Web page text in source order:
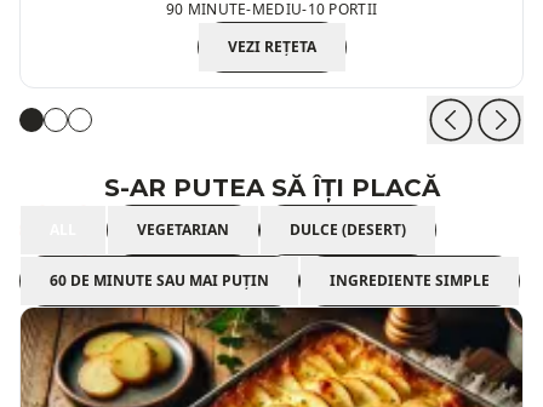
90 MINUTE-MEDIU-10 PORTII
VEZI REȚETA
S-AR PUTEA SĂ ÎȚI PLACĂ
VEGETARIAN DULCE (DESERT)
60 DE MINUTE SAU MAI PUȚIN INGREDIENTE SIMPLE